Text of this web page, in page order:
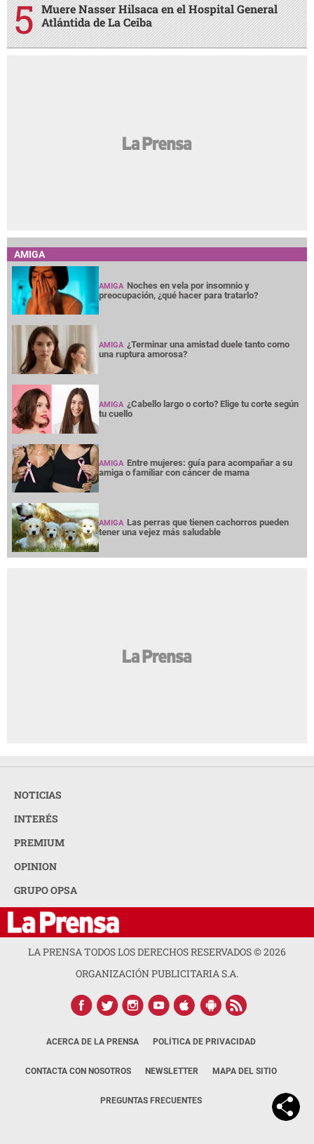
Muere Nasser Hilsaca en el Hospital General
Atlántida de La Ceiba
AMIGA
AMIGA Noches en vela por insomnio y
preocupación, ¿qué hacer para tratarlo?
AMIGA ¿Terminar una amistad duele tanto como
una ruptura amorosa?
AMIGA ¿Cabello largo o corto? Elige tu corte según
tu cuello
AMIGA Entre mujeres: guía para acompañar a su
amiga o familiar con cáncer de mama
AMIGA Las perras que tienen cachorros pueden
tener una vejez más saludable
NOTICIAS
INTERÉS
PREMIUM
OPINION
GRUPO OPSA
LA PRENSA TODOS LOS DERECHOS RESERVADOS ©2026
ORGANIZACIÓN PUBLICITARIA S.A.
ACERCA DE LA PRENSA POLÍTICA DE PRIVACIDAD
CONTACTA CON NOSOTROS NEWSLETTER MAPA DEL SITIO
PREGUNTAS FRECUENTES